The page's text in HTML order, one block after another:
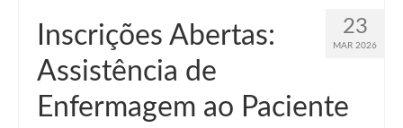
23
MAR 2026
Inscrições Abertas:
Assistência de
Enfermagem ao Paciente